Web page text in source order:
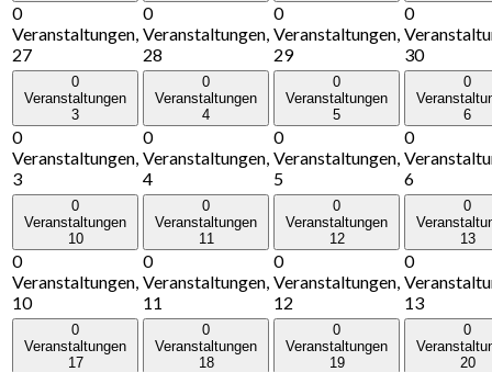
0
Veranstaltungen,
27
0
Veranstaltungen,
28
0
Veranstaltungen,
29
0
30
0
Veranstaltungen
3
0
Veranstaltungen,
3
0
Veranstaltungen
4
0
Veranstaltungen,
4
0
Veranstaltungen
5
0
Veranstaltungen,
5
0
6
0
6
0
Veranstaltungen
10
0
Veranstaltungen,
10
0
Veranstaltungen
11
0
Veranstaltungen,
11
0
Veranstaltungen
12
0
Veranstaltungen,
12
0
13
0
13
0
Veranstaltungen
17
0
Veranstaltungen
18
0
Veranstaltungen
19
0
20